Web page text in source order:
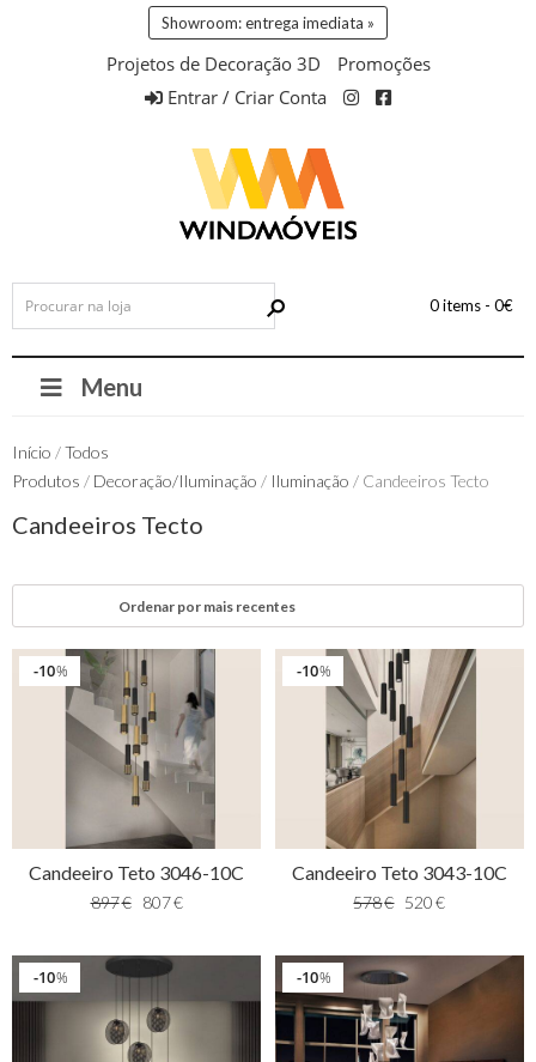
Showroom: entrega imediata »
Projetos de Decoração 3D
Promoções
Entrar / Criar Conta
0 items - 0€
Menu
Início /Todos
Produtos / Decoração/Iluminação / Iluminação / Candeeiros Tecto
Candeeiros Tecto
%
10
Candeeiro Teto 3046-10C
897€ 807€
%
10
Candeeiro Teto 3043-10C
578€ 520 €
%
10 %
10